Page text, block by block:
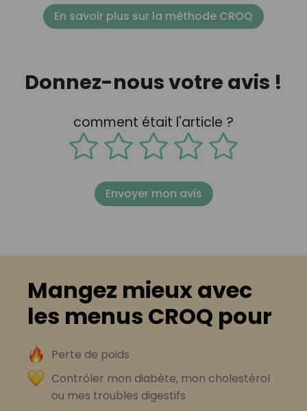
En savoir plus sur la méthode CROQ
Donnez-nous votre avis !
comment était l'article ?
Envoyer mon avis
Mangez mieux avec
les menus CROQ pour
Perte de poids
Contrôler mon diabète, mon cholestérol
ou mes troubles digestifs